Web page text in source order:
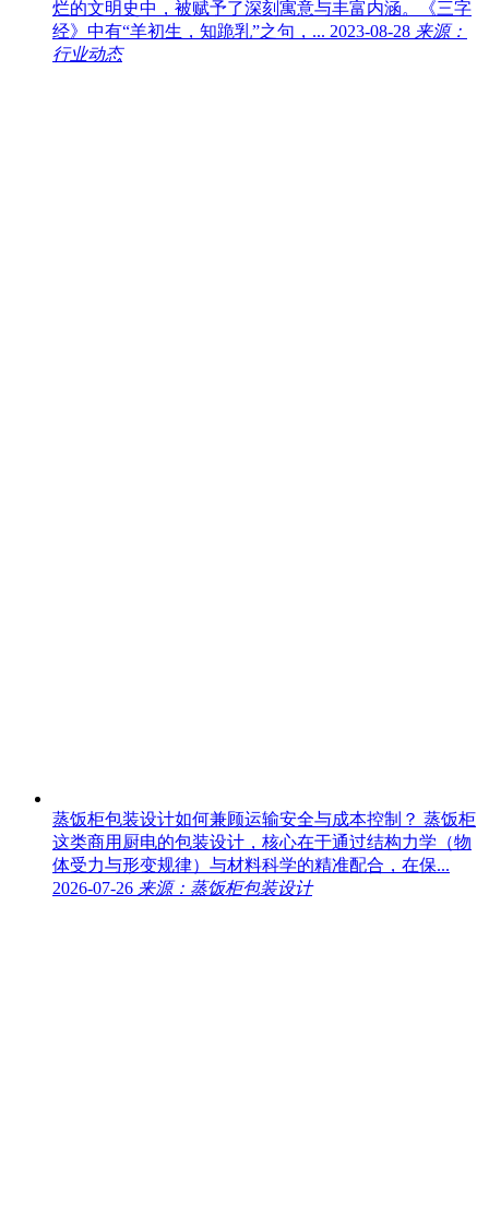
烂的文明史中，被赋予了深刻寓意与丰富内涵。《三字
经》中有“羊初生，知跪乳”之句，... 2023-08-28 来源：
行业动态
蒸饭柜包装设计如何兼顾运输安全与成本控制？ 蒸饭柜
这类商用厨电的包装设计，核心在于通过结构力学（物
体受力与形变规律）与材料科学的精准配合，在保...
2026-07-26 来源：蒸饭柜包装设计